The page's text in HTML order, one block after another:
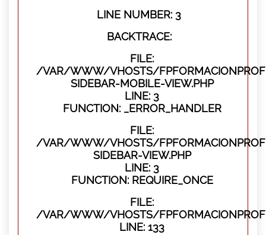
LINE NUMBER: 3
BACKTRACE:
FILE:
/VAR/WWW/VHOSTS/
SIDEBAR-MOBILE-VIEW.PHP
LINE: 3
FUNCTION: _ERROR_HANDLER
FILE:
/VAR/WWW/VHOSTS/
SIDEBAR-VIEW.PHP
LINE: 3
FUNCTION: REQUIRE_ONCE
FILE:
/VAR/WWW/VHOSTS/
LINE: 133